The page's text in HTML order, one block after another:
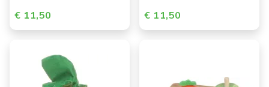
€ 11,50
€ 11,50